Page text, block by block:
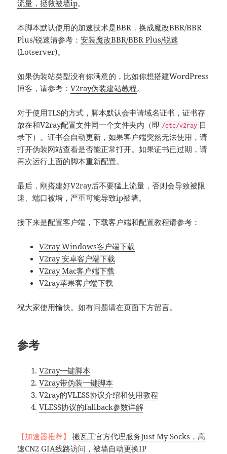
流量，拯救被墙ip。
本脚本默认使用的加速技术是BBR，换成魔改BBR/BBR
Plus/锐速清参考：安装魔改BBR/BBR Plus/锐速
(Lotserver)。
如果伪装站类型没有你满意的，比如你想搭建WordPress
博客，请参考：V2ray伪装建站教程。
对于使用TLS的方式，脚本默认会申请域名证书，证书存
放在和V2ray配置文件同一个文件夹内（即 /etc/v2ray 目
录下）。证书会自动更新，如果客户端突然无法使用，请
打开伪装网站查看是否能正常打开。如果证书已过期，请
再次运行上面的脚本重新配置。
最后，刚搭建好V2ray后不要猛上流量，否则会导致被限
速、端口被墙，严重可能导致ip被墙。
接下来是配置客户端，下载客户端和配置教程请参考：
V2ray Windows客户端下载
V2ray 安卓客户端下载
V2ray Mac客户端下载
V2ray苹果客户端下载
祝大家使用愉快。如有问题请在页面下方留言。
参考
V2ray一键脚本
V2ray带伪装一键脚本
V2ray的VLESS协议介绍和使用教程
VLESS协议的fallback参数详解
【加速器推荐】
搬瓦工官方代理服务Just My Socks，高
速CN2 GIA线路访问，被墙自动更换IP